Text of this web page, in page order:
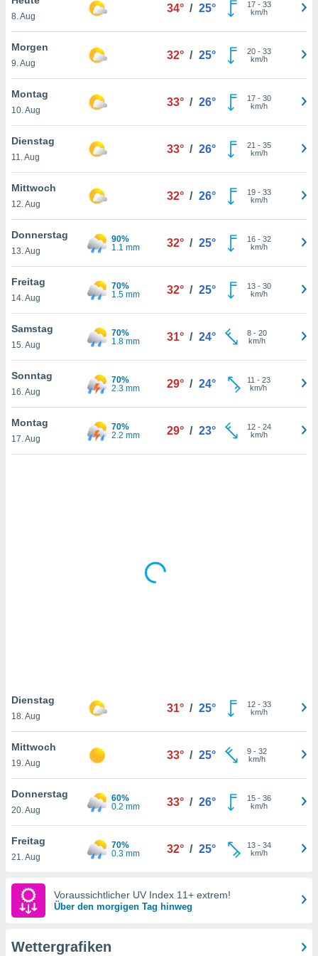
oder
Partner
es uns
das
der
Profil zu
Ihnen
finden
. Sie
jederzeit
Rand
können
von
und
klicken.
und
8. Aug
34° / 25° 17- 33
km/h
Morgen
9. Aug
32° / 25° 20- 33
km/h
Montag
10. Aug
33° / 26° 17- 30
km/h
Dienstag
11. Aug
33° / 26° 21 - 35
km/h
Mittwoch
12. Aug
32° / 26° 19- 33
km/h
Donnerstag
13. Aug
90%
1.1 mm
32° / 25° 16- 32
km/h
Freitag
14. Aug
70%
1.5 mm
32° / 25° 13- 30
km/h
Samstag
15. Aug
70%
1.8 mm
31° / 24° 8- 20
km/h
Sonntag
16. Aug
70%
2.3 mm
29° / 24° 11 - 23
km/h
Montag
17. Aug
70%
2.2 mm
29° / 23° 12- 24
km/h
Dienstag
18. Aug
31° / 25° 12- 33
km/h
Mittwoch
19. Aug
33° / 25° 9- 32
km/h
Donnerstag
20. Aug
60%
0.2 mm
33° / 26° 15- 36
km/h
Freitag
21. Aug
70%
0.3 mm
32° / 25° 13- 34
km/h
Voraussichtlicher UV Index 11+ extrem!
Über den morgigen Tag hinweg
Wettergrafiken